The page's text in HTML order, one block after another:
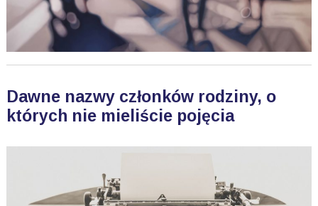
Dawne nazwy członków rodziny, o
których nie mieliście pojęcia